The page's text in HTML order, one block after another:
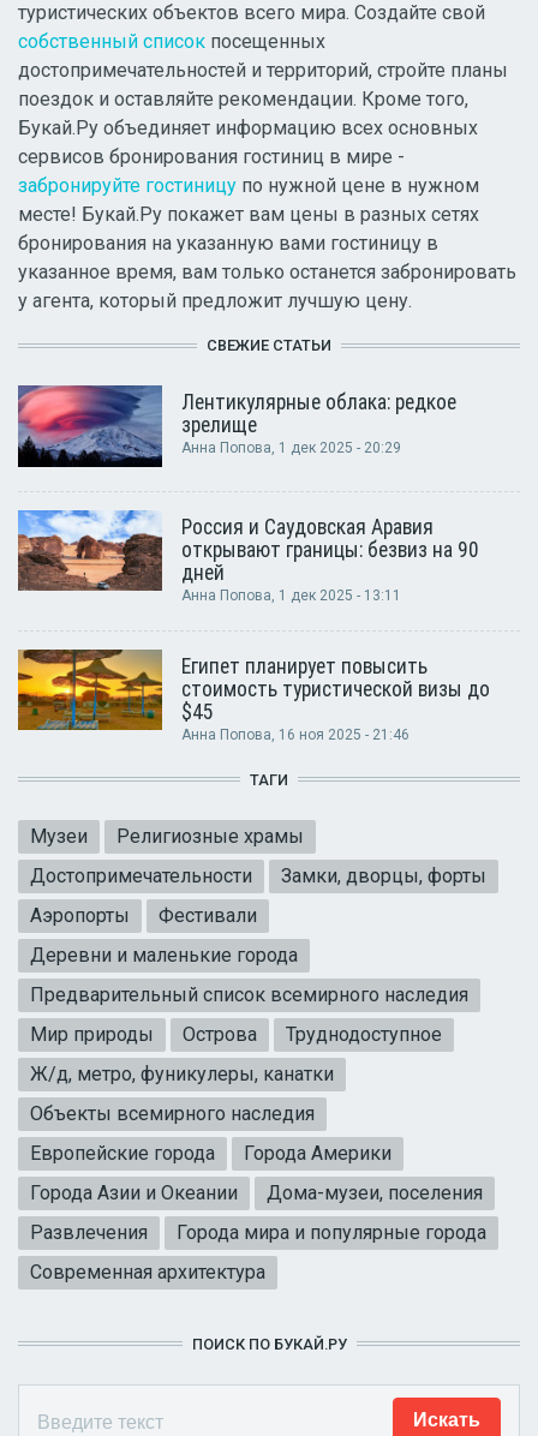
туристических объектов всего мира. Создайте свой
собственный список посещенных
достопримечательностей и территорий, стройте планы
поездок и оставляйте рекомендации. Кроме того,
Букай.Ру объединяет информацию всех основных
сервисов бронирования гостиниц в мире -
забронируйте гостиницу по нужной цене в нужном
месте! Букай.Ру покажет вам цены в разных сетях
бронирования на указанную вами гостиницу в
указанное время, вам только останется забронировать
у агента, который предложит лучшую цену.
СВЕЖИЕ СТАТЬИ
Лентикулярные облака: редкое
зрелище
Анна Попова, 1 дек 2025 - 20:29
Россия и Саудовская Аравия
открывают границы: безвиз на 90
дней
Анна Попова, 1 дек 2025 - 13:11
Египет планирует повысить
стоимость туристической визы до
$45
Анна Попова, 16 ноя 2025 - 21:46
ТАГИ
Музеи
Религиозные храмы
Достопримечательности
Замки, дворцы, форты
Аэропорты
Фестивали
Деревни и маленькие города
Предварительный список всемирного наследия
Мир природы
Острова
Труднодоступное
Ж/д, метро, фуникулеры, канатки
Объекты всемирного наследия
Европейские города
Города Америки
Города Азии и Океании
Дома-музеи, поселения
Развлечения
Города мира и популярные города
Современная архитектура
ПОИСК ПО БУКАЙ.РУ